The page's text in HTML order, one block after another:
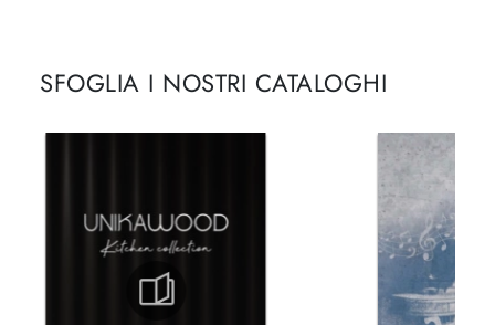
SFOGLIA I NOSTRI CATALOGHI